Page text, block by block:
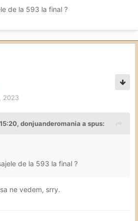
de la 593 la final ?
2023
donjuanderomania a spus:
de la 593 la final ?
ne vedem, srry.